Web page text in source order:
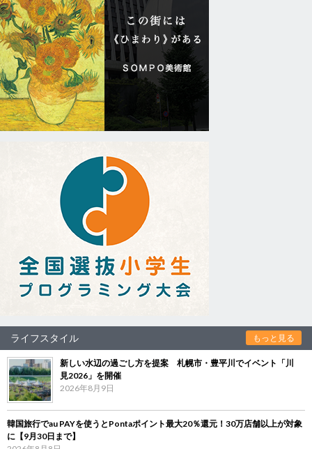
ライフスタイル もっと見る
新しい水辺の過ごし方を提案 札幌市・豊平川でイベント「川
見2026」を開催
2026年8月9日
韓国旅行でau PAYを使うとPontaポイント最大20％還元！30万店舗以上が対象
に【9月30日まで】